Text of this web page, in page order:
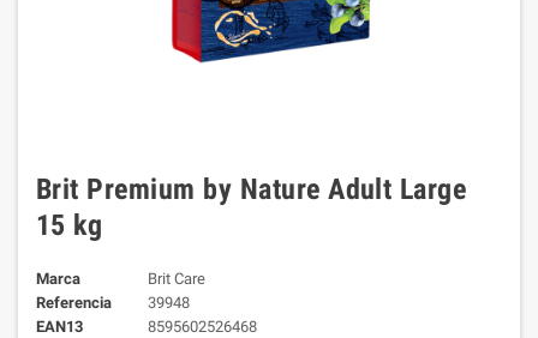
Brit Premium by Nature Adult Large
15 kg
Marca
Brit Care
Referencia
39948
EAN13
8595602526468